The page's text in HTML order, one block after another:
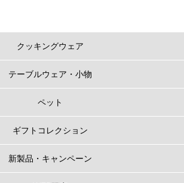
クッキングウェア
テーブルウェア・小物
ペット
ギフトコレクション
新製品・キャンペーン